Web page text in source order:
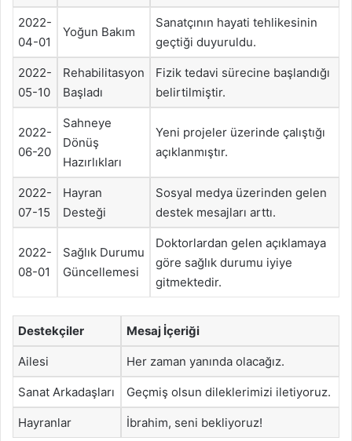
2022-
04-01
Yoğun Bakım
Sanatçının hayati tehlikesinin
geçtiği duyuruldu.
2022-
05-10
Rehabilitasyon
Başladı
Fizik tedavi sürecine başlandığı
belirtilmiştir.
2022-
06-20
Sahneye
Dönüş
Hazırlıkları
Yeni projeler üzerinde çalıştığı
açıklanmıştır.
2022-
07-15
Hayran
Desteği
Sosyal medya üzerinden gelen
destek mesajları arttı.
2022-
08-01
Sağlık Durumu
Güncellemesi
Doktorlardan gelen açıklamaya
göre sağlık durumu iyiye
gitmektedir.
Destekçiler Mesaj İçeriği
Ailesi Her zaman yanında olacağız.
Sanat Arkadaşları Geçmiş olsun dileklerimizi iletiyoruz.
Hayranlar İbrahim, seni bekliyoruz!